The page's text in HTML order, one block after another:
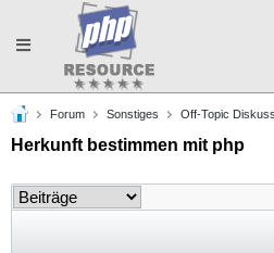
Toggle
navigation
Forum Sonstiges Off-Topic
Herkunft bestimmen mit php